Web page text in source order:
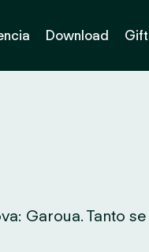
Download
Garoua. Tanto